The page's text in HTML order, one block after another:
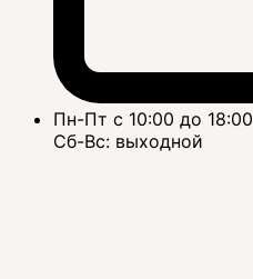
Пн-Пт с 10:00 до 18:00
Сб-Вс: выходной